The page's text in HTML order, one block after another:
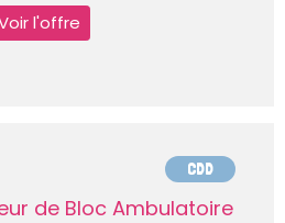
l'offre
CDD
de Bloc Ambulatoire